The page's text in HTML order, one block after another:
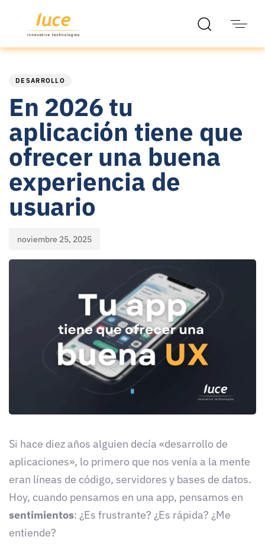
DESARROLLO
En 2026 tu
aplicación tiene que
ofrecer una buena
experiencia de
usuario
noviembre 25, 2025
Si hace diez años alguien decía «desarrollo de
aplicaciones», lo primero que nos venía a la mente
eran líneas de código, servidores y bases de datos.
Hoy, cuando pensamos en una app, pensamos en
sentimientos: ¿Es frustrante? ¿Es rápida? ¿Me
entiende?